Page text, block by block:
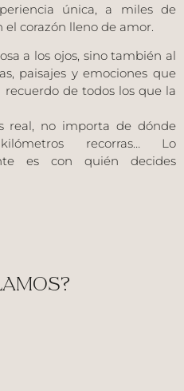
única, a miles de
corazón lleno de amor.
a los ojos, sino también al
paisajes y emociones que
de todos los que la
real, no importa de dónde
recorras… Lo
es con quién decides